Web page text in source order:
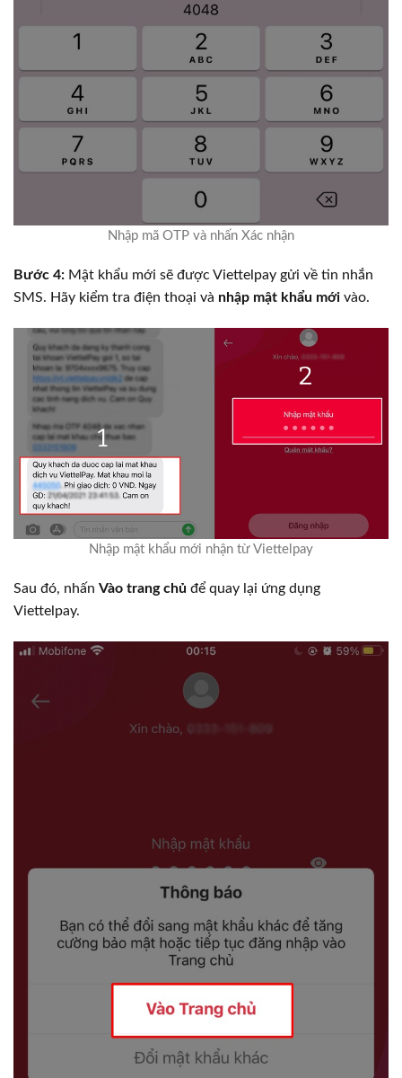
Nhập mã OTP và nhấn Xác nhận
Bước 4: Mật khẩu mới sẽ được Viettelpay gửi về tin nhắn
SMS. Hãy kiểm tra điện thoại và nhập mật khẩu mới vào.
Nhập mật khẩu mới nhận từ Viettelpay
Sau đó, nhấn Vào trang chủ để quay lại ứng dụng
Viettelpay.